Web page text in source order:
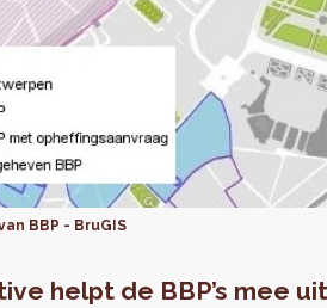
BBP - BruGIS
helpt de BBP’s mee